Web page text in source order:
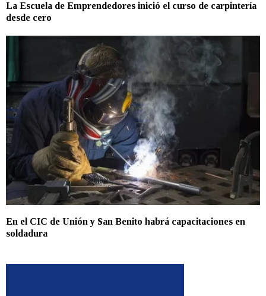
La Escuela de Emprendedores inició el curso de carpintería
desde cero
En el CIC de Unión y San Benito habrá capacitaciones en
soldadura